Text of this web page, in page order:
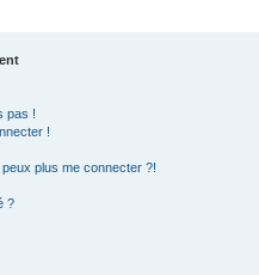
pas !
!
plus me connecter ?!
?